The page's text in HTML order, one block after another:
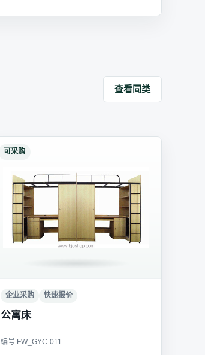
查看同类
可采购
企业采购 快速报价
公寓床
编号 FW_GYC-011